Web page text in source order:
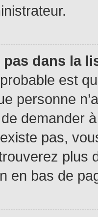
pas dans la
est
personne
demander
pas,
plus
en bas de